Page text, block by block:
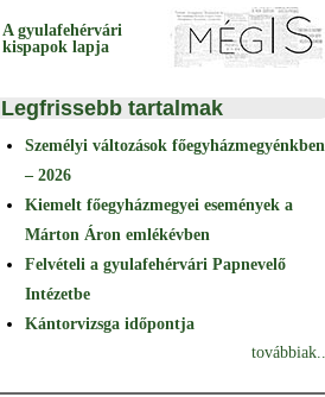
A gyulafehérvári
kispapok lapja
Legfrissebb tartalmak
Személyi változások főegyházmegyénkben
– 2026
Kiemelt főegyházmegyei események a
Márton Áron emlékévben
Felvételi a gyulafehérvári Papnevelő
Intézetbe
Kántorvizsga időpontja
továbbiak...